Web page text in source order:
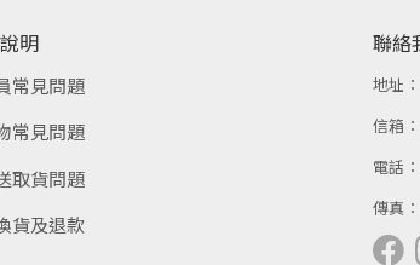
明
常見問題
常見問題
取貨問題
貨及退款
聯絡
地址：
信箱：
電話：
傳真：